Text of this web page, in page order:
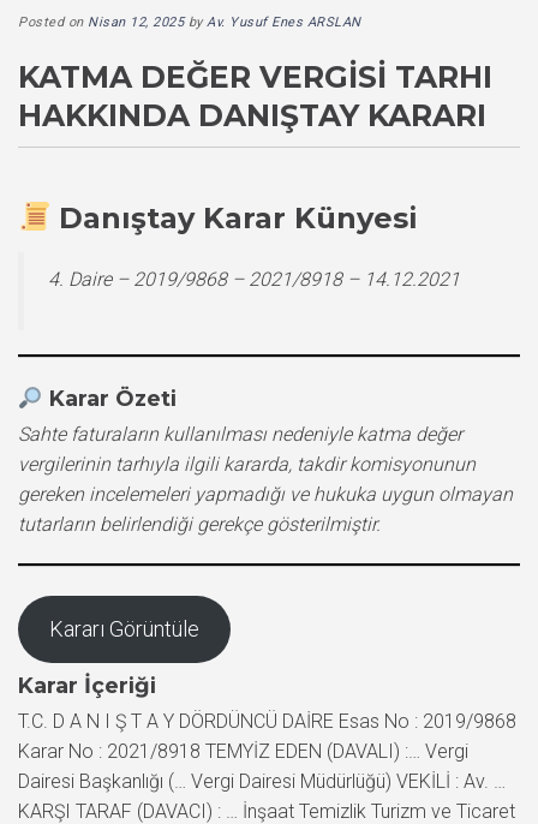
Posted on Nisan 12, 2025byAv. Yusuf Enes ARSLAN
KATMA DEĞER VERGISI TARHI
HAKKINDA DANIŞTAY KARARI
Danıştay Karar Künyesi
4. Daire – 2019/9868 – 2021/8918 – 14.12.2021
Karar Özeti
Sahte faturaların kullanılması nedeniyle katma değer
vergilerinin tarhıyla ilgili kararda, takdir komisyonunun
gereken incelemeleri yapmadığı ve hukuka uygun olmayan
tutarların belirlendiği gerekçe gösterilmiştir.
Kararı Görüntüle
Karar İçeriği
T.C. D A N I Ş T A Y DÖRDÜNCÜ DAİRE Esas No : 2019/9868
Karar No : 2021/8918 TEMYİZ EDEN (DAVALI) :… Vergi
Dairesi Başkanlığı (… Vergi Dairesi Müdürlüğü) VEKİLİ : Av. …
KARŞI TARAF (DAVACI) : … İnşaat Temizlik Turizm ve Ticaret